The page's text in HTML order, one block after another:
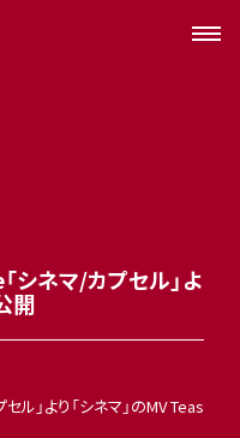
ネマ/カプセル」よ
開
」より「シネマ」のMV Teas